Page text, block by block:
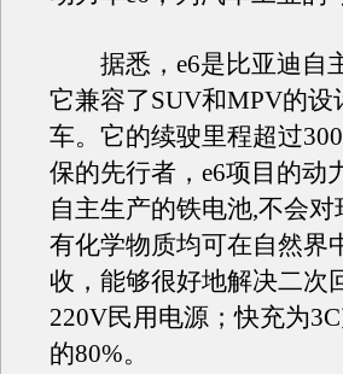
据悉，e6是比亚迪自主
它兼容了SUV和MPV的
车。它的续驶里程超过
保的先行者，e6项目的动
自主生产的铁电池,不会
有化学物质均可在自然界
收，能够很好地解决二次
220V民用电源；快充为
的80%。